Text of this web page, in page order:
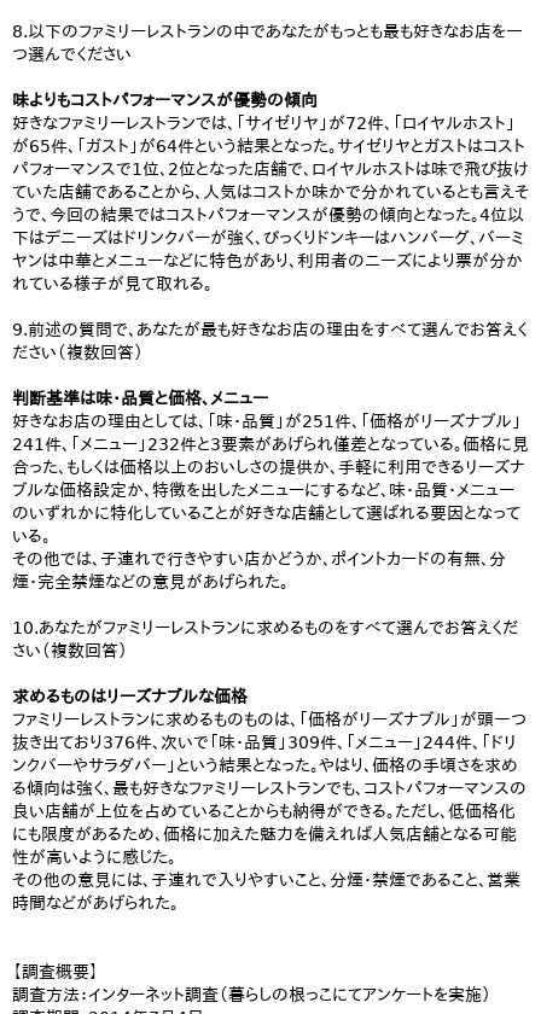
8.以下のファミリーレストランの中であなたがもっとも最も好きなお店を一
つ選んでください
味よりもコストパフォーマンスが優勢の傾向
好きなファミリーレストランでは、「サイゼリヤ」が72件、「ロイヤルホスト」
が65件、「ガスト」が64件という結果となった。サイゼリヤとガストはコスト
パフォーマンスで1位、2位となった店舗で、ロイヤルホストは味で飛び抜け
ていた店舗であることから、人気はコストか味かで分かれているとも言えそ
うで、今回の結果ではコストパフォーマンスが優勢の傾向となった。4位以
下はデニーズはドリンクバーが強く、びっくりドンキーはハンバーグ、バーミ
ヤンは中華とメニューなどに特色があり、利用者のニーズにより票が分か
れている様子が見て取れる。
9.前述の質問で、あなたが最も好きなお店の理由をすべて選んでお答えく
ださい（複数回答）
判断基準は味・品質と価格、メニュー
好きなお店の理由としては、「味・品質」が251件、「価格がリーズナブル」
241件、「メニュー」232件と3要素があげられ僅差となっている。価格に見
合った、もしくは価格以上のおいしさの提供か、手軽に利用できるリーズナ
ブルな価格設定か、特徴を出したメニューにするなど、味・品質・メニュー
のいずれかに特化していることが好きな店舗として選ばれる要因となって
いる。
その他では、子連れで行きやすい店かどうか、ポイントカードの有無、分
煙・完全禁煙などの意見があげられた。
10.あなたがファミリーレストランに求めるものをすべて選んでお答えくだ
さい（複数回答）
求めるものはリーズナブルな価格
ファミリーレストランに求めるものものは、「価格がリーズナブル」が頭一つ
抜き出ており376件、次いで「味・品質」309件、「メニュー」244件、「ドリ
ンクバーやサラダバー」という結果となった。やはり、価格の手頃さを求め
る傾向は強く、最も好きなファミリーレストランでも、コストパフォーマンスの
良い店舗が上位を占めていることからも納得ができる。ただし、低価格化
にも限度があるため、価格に加えた魅力を備えれば人気店舗となる可能
性が高いように感じた。
その他の意見には、子連れで入りやすいこと、分煙・禁煙であること、営業
時間などがあげられた。
【調査概要】
調査方法：インターネット調査（暮らしの根っこにてアンケートを実施）